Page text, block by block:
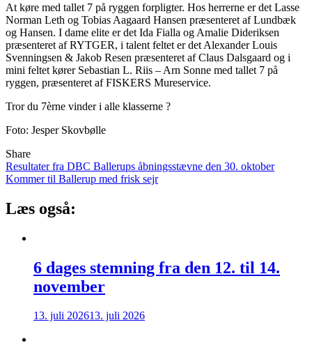
At køre med tallet 7 på ryggen forpligter. Hos herrerne er det Lasse
Norman Leth og Tobias Aagaard Hansen præsenteret af Lundbæk
og Hansen. I dame elite er det Ida Fialla og Amalie Dideriksen
præsenteret af RYTGER, i talent feltet er det Alexander Louis
Svenningsen & Jakob Resen præsenteret af Claus Dalsgaard og i
mini feltet kører Sebastian L. Riis – Arn Sonne med tallet 7 på
ryggen, præsenteret af FISKERS Mureservice.
Tror du 7èrne vinder i alle klasserne ?
Foto: Jesper Skovbølle
Share
Indlægsnavigation
Resultater fra DBC Ballerups åbningsstævne den 30. oktober
Kommer til Ballerup med frisk sejr
Læs også:
6 dages stemning fra den 12. til 14.
november
13. juli 202613. juli 2026